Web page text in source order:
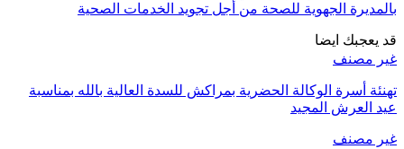
بالمديرة الجهوية للصحة من أجل تجويد الخدمات الصحية
قد يعجبك ايضا
غير مصنف
تهنئة أسرة الوكالة الحضرية بمراكش للسدة العالية بالله بمناسبة
عيد العرش المجيد
غير مصنف